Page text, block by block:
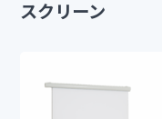
スクリーン